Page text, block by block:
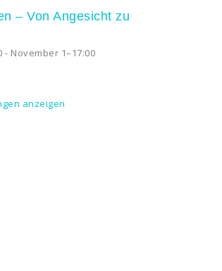
– Von Angesicht zu
- November 1–17:00
anzeigen